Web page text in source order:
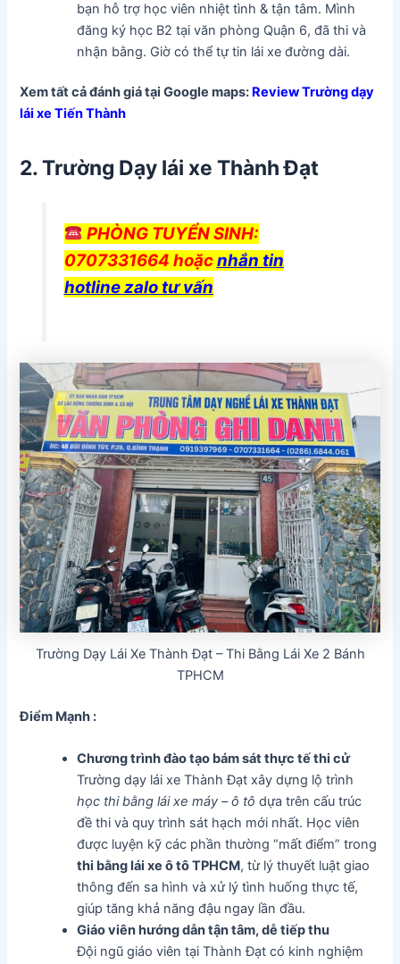
bạn hỗ trợ học viên nhiệt tình & tận tâm. Mình
đăng ký học B2 tại văn phòng Quận 6, đã thi và
nhận bằng. Giờ có thể tự tin lái xe đường dài.
Xem tất cả đánh giá tại Google maps: Review Trường dạy
lái xe Tiến Thành
2. Trường Dạy lái xe Thành Đạt
PHÒNG TUYỂN SINH:
0707331664 hoặcnhắn tin
hotline zalo tư vấn
Trường Dạy Lái Xe Thành Đạt – Thi Bằng Lái Xe 2 Bánh
TPHCM
Điểm Mạnh :
Chương trình đào tạo bám sát thực tế thi cử
Trường dạy lái xe Thành Đạt xây dựng lộ trình
học thi bằng lái xe máy – ô tô dựa trên cấu trúc
đề thi và quy trình sát hạch mới nhất. Học viên
được luyện kỹ các phần thường “mất điểm” trong
thi bằng lái xe ô tô TPHCM, từ lý thuyết luật giao
thông đến sa hình và xử lý tình huống thực tế,
giúp tăng khả năng đậu ngay lần đầu.
Giáo viên hướng dẫn tận tâm, dễ tiếp thu
Đội ngũ giáo viên tại Thành Đạt có kinh nghiệm